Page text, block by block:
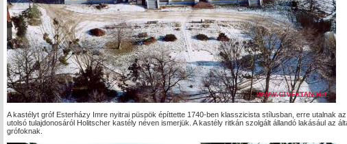
A kastélyt gróf Esterházy Imre nyitrai püspök építtette 1740-ben klasszicista stílusban, erre utalnak
utolsó tulajdonosáról Holitscher kastély néven ismerjük. A kastély ritkán szolgált állandó lakásául az
grófoknak.